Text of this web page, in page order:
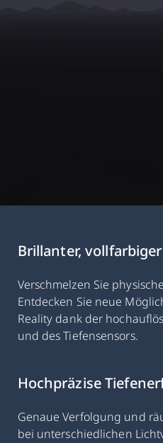
Brillanter,
Verschmelzen Sie
Entdecken Sie neue
Reality dank der
und des Tiefensensors.
Hochpräzise
Genaue Verfolgung und
bei unterschiedlichen